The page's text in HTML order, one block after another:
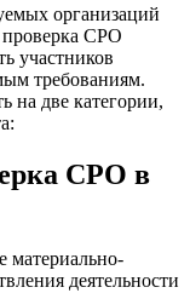
организаций
СРО
участников
требованиям.
на две категории,
СРО в
материально-
деятельности